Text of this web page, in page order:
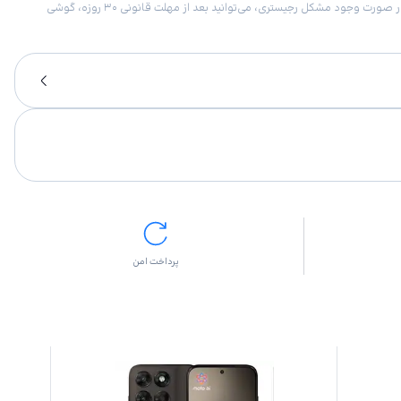
امکان برگشت کالا در گروه موبایل با دلیل “انصراف از خرید“ تنها در صورتی مورد قبول است که پلمب کالا باز نشده باشد. تمام گوشی‌های جی‌اس‌ام ضمانت رجیستری دارند. در صورت وجود مشکل رجیستری، می‌توانید بعد از مهلت قانونی ۳۰ روزه، گوشی
پرداخت امن